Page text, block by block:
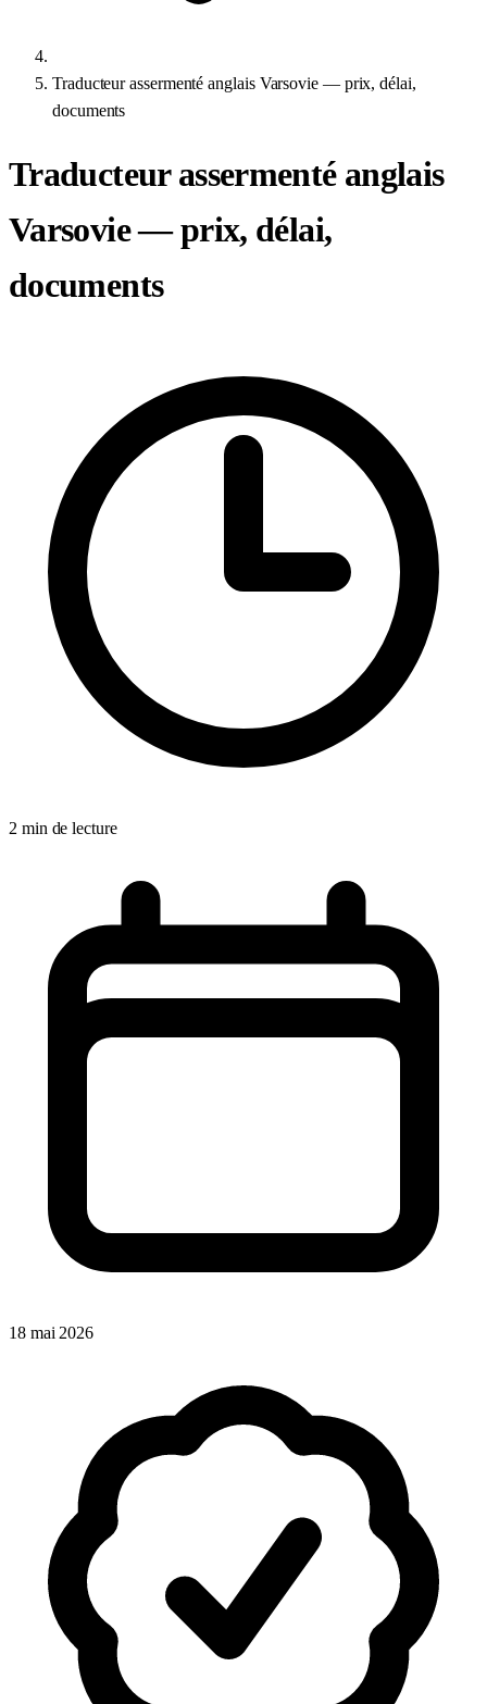
Traducteur assermenté anglais Varsovie — prix, délai,
documents
Traducteur assermenté anglais
Varsovie — prix, délai,
documents
2 min de lecture
18 mai 2026